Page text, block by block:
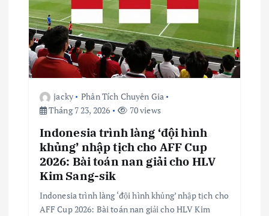
jacky
Phân Tích Chuyên Gia
Tháng 7 23, 2026
70 views
Indonesia trình làng ‘đội hình
khủng’ nhập tịch cho AFF Cup
2026: Bài toán nan giải cho HLV
Kim Sang-sik
Indonesia trình làng ‘đội hình khủng’ nhập tịch cho
AFF Cup 2026: Bài toán nan giải cho HLV Kim